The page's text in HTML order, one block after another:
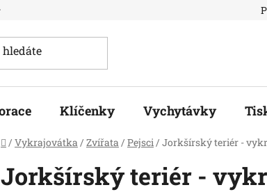
Klíčenky Vychytávky
Domů
/ Vykrajovátka / Zvířata / Pejsci / Jorkšírský teriér -
Jorkšírský teriér -